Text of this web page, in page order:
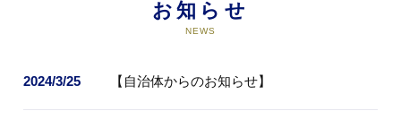
お知らせ
NEWS
2024/3/25 【自治体からのお知らせ】